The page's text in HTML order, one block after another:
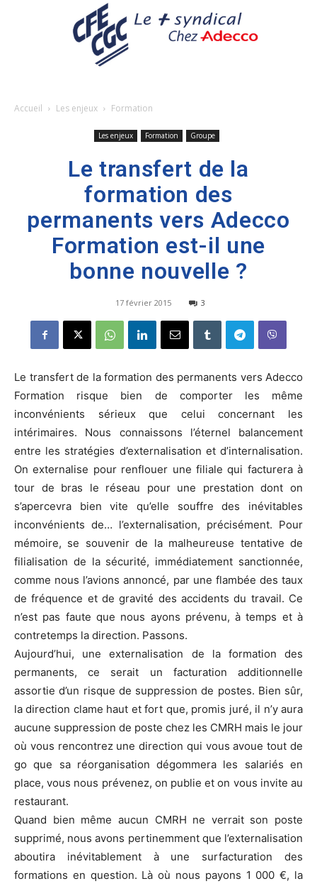
Accueil Les enjeux Formation
Les enjeux Formation Groupe
Le transfert de la
formation des
permanents vers Adecco
Formation est-il une
bonne nouvelle ?
17 février 2015 3
Le transfert de la formation des permanents vers Adecco
Formation risque bien de comporter les même
inconvénients sérieux que celui concernant les
intérimaires. Nous connaissons l’éternel balancement
entre les stratégies d’externalisation et d’internalisation.
On externalise pour renflouer une filiale qui facturera à
tour de bras le réseau pour une prestation dont on
s’apercevra bien vite qu’elle souffre des inévitables
inconvénients de… l’externalisation, précisément. Pour
mémoire, se souvenir de la malheureuse tentative de
filialisation de la sécurité, immédiatement sanctionnée,
comme nous l’avions annoncé, par une flambée des taux
de fréquence et de gravité des accidents du travail. Ce
n’est pas faute que nous ayons prévenu, à temps et à
contretemps la direction. Passons.
Aujourd’hui, une externalisation de la formation des
permanents, ce serait un facturation additionnelle
assortie d’un risque de suppression de postes. Bien sûr,
la direction clame haut et fort que, promis juré, il n’y aura
aucune suppression de poste chez les CMRH mais le jour
où vous rencontrez une direction qui vous avoue tout de
go que sa réorganisation dégommera les salariés en
place, vous nous prévenez, on publie et on vous invite au
restaurant.
Quand bien même aucun CMRH ne verrait son poste
supprimé, nous avons pertinemment que l’externalisation
aboutira inévitablement à une surfacturation des
formations en question. Là où nous payons 1 000 €, la